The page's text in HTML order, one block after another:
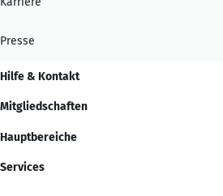
Presse
Hilfe & Kontakt
Mitgliedschaften
Hauptbereiche
Services